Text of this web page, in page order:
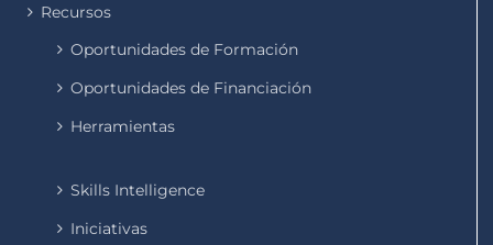
Recursos
Oportunidades de Formación
Oportunidades de Financiación
Herramientas
Skills Intelligence
Iniciativas